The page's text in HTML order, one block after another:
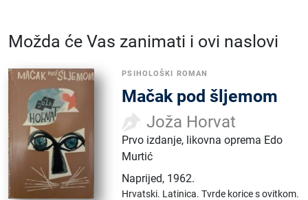
Možda će Vas zanimati i ovi naslovi
PSIHOLOŠKI ROMAN
Mačak pod šljemom
Joža Horvat
Prvo izdanje, likovna oprema Edo
Murtić
Naprijed, 1962.
Hrvatski. Latinica.Tvrde korice s ovitkom.